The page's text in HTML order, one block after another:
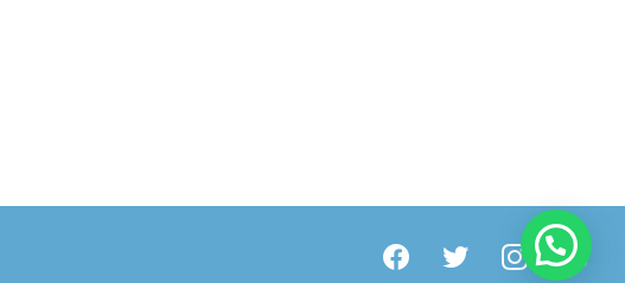
facebooktwitter instagramyoutube